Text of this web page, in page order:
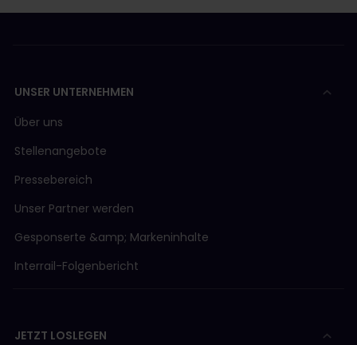
UNSER UNTERNEHMEN
Über uns
Stellenangebote
Pressebereich
Unser Partner werden
Gesponserte &amp; Markeninhalte
Interrail-Folgenbericht
JETZT LOSLEGEN